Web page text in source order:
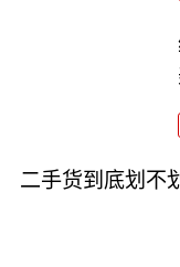
二手货到底划不